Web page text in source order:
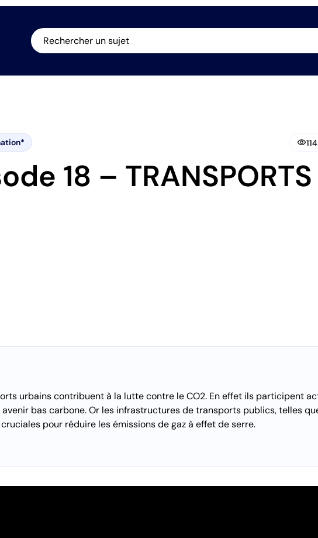
Rechercher un sujet
visibility
18 – TRANSPORTS
urbains contribuent à la lutte contre le CO2. En effet ils participent
bas carbone. Or les infrastructures de transports publics, telles
pour réduire les émissions de gaz à effet de serre.